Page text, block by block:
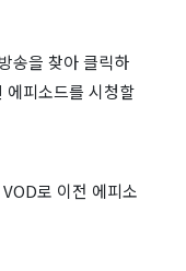
송을 찾아 클릭하
에피소드를 시청할
로 이전 에피소